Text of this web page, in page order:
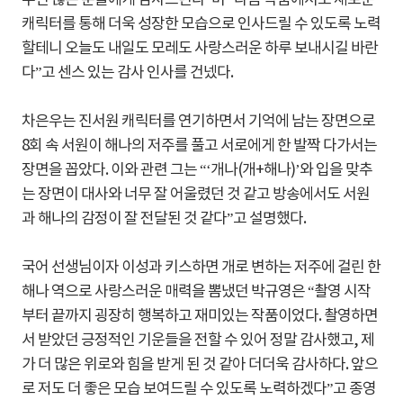
캐릭터를 통해 더욱 성장한 모습으로 인사드릴 수 있도록 노력
할테니 오늘도 내일도 모레도 사랑스러운 하루 보내시길 바란
다”고 센스 있는 감사 인사를 건넸다.
차은우는 진서원 캐릭터를 연기하면서 기억에 남는 장면으로
8회 속 서원이 해나의 저주를 풀고 서로에게 한 발짝 다가서는
장면을 꼽았다. 이와 관련 그는 “‘개나(개+해나)’와 입을 맞추
는 장면이 대사와 너무 잘 어울렸던 것 같고 방송에서도 서원
과 해나의 감정이 잘 전달된 것 같다”고 설명했다.
국어 선생님이자 이성과 키스하면 개로 변하는 저주에 걸린 한
해나 역으로 사랑스러운 매력을 뽐냈던 박규영은 “촬영 시작
부터 끝까지 굉장히 행복하고 재미있는 작품이었다. 촬영하면
서 받았던 긍정적인 기운들을 전할 수 있어 정말 감사했고, 제
가 더 많은 위로와 힘을 받게 된 것 같아 더더욱 감사하다. 앞으
로 저도 더 좋은 모습 보여드릴 수 있도록 노력하겠다”고 종영